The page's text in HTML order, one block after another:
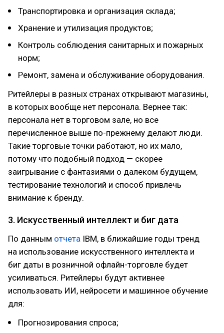
Транспортировка и организация склада;
Хранение и утилизация продуктов;
Контроль соблюдения санитарных и пожарных
норм;
Ремонт, замена и обслуживание оборудования.
Ритейлеры в разных странах открывают магазины,
в которых вообще нет персонала. Вернее так:
персонала нет в торговом зале, но все
перечисленное выше по-прежнему делают люди.
Такие торговые точки работают, но их мало,
потому что подобный подход — скорее
заигрывание с фантазиями о далеком будущем,
тестирование технологий и способ привлечь
внимание к бренду.
3. Искусственный интеллект и биг дата
По данным отчета IBM, в ближайшие годы тренд
на использование искусственного интеллекта и
биг даты в розничной офлайн-торговле будет
усиливаться. Ритейлеры будут активнее
использовать ИИ, нейросети и машинное обучение
для:
Прогнозирования спроса;